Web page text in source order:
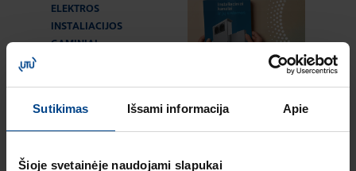
Sutikimas Išsami informacija Apie
Šioje svetainėje naudojami slapukai
ELEKTROS
INSTALIACIJOS
GAMINIAI
Naujas HAGER